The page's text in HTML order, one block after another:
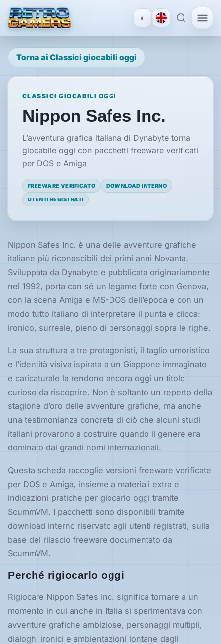
◐
MENU
×
Accedi
Registrati
SCOPRI
Recensioni
News
Speciali
Guide
Classici
oggi
Emulatori
e
interpreti
Memories
Interviste
Hardware
Tutte
le
piattaforme
Console
Computer
Arcade
Torna ai Classici giocabili oggi
CLASSICI GIOCABILI OGGI
Nippon Safes Inc.
L’avventura grafica italiana di Dynabyte torna
giocabile oggi con pacchetti freeware verificati
per DOS e Amiga
FREEWARE VERIFICATO
DOWNLOAD INTERNO
UTENTI REGISTRATI
Nippon Safes Inc. è una delle avventure grafiche
italiane più riconoscibili dei primi anni Novanta.
Sviluppata da Dynabyte e pubblicata originariamente
nel 1992, porta con sé un legame forte con Genova,
con la scena Amiga e MS-DOS dell’epoca e con un
modo tutto italiano di interpretare il punta e clicca:
ironico, surreale, pieno di personaggi sopra le righe.
La sua struttura a tre protagonisti, il taglio umoristico
e l’identità visiva ispirata a un Giappone immaginato
e caricaturale la rendono ancora oggi un titolo
curioso da riscoprire. Non è soltanto un reperto della
stagione d’oro delle avventure grafiche, ma anche
una testimonianza concreta di ciò che alcuni studi
italiani provarono a costruire quando il genere era
dominato dai grandi nomi internazionali.
Questa scheda raccoglie versioni freeware verificate
per DOS e Amiga, insieme a materiali extra e
indicazioni pratiche per giocarlo oggi tramite
ScummVM. I pacchetti sono disponibili tramite
download interno riservato agli utenti registrati, sulla
base del rilascio freeware documentato da
ScummVM.
Perché rigiocarlo oggi
Rigiocare Nippon Safes Inc. significa tornare a un
momento in cui anche in Italia si sperimentava con
avventure grafiche ambiziose, personaggi multipli,
dialoghi ironici e ambientazioni lontane dagli